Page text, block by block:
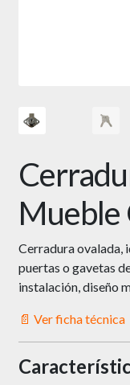
Mueble
Cerradura ovalada,
puertas o gavetas
instalación, diseño
📄 Ver ficha técnica